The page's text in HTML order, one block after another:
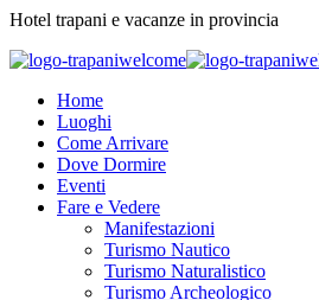
Hotel trapani e vacanze in provincia
Home
Luoghi
Come Arrivare
Dove Dormire
Eventi
Fare e Vedere
Manifestazioni
Turismo Nautico
Turismo Naturalistico
Turismo Archeologico